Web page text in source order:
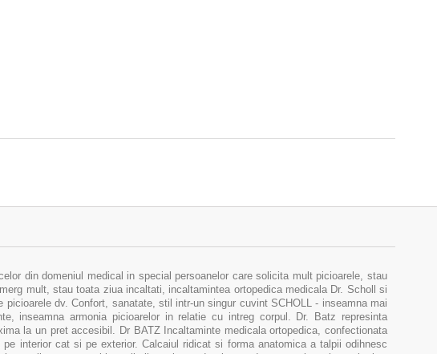
din domeniul medical in special persoanelor care solicita mult picioarele, stau
mult, stau toata ziua incaltati, incaltamintea ortopedica medicala Dr. Scholl si
picioarele dv. Confort, sanatate, stil intr-un singur cuvint SCHOLL - inseamna mai
inseamna armonia picioarelor in relatie cu intreg corpul. Dr. Batz represinta
la un pret accesibil. Dr BATZ Incaltaminte medicala ortopedica, confectionata
pe interior cat si pe exterior. Calcaiul ridicat si forma anatomica a talpii odihnesc